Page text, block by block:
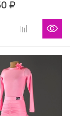
₽